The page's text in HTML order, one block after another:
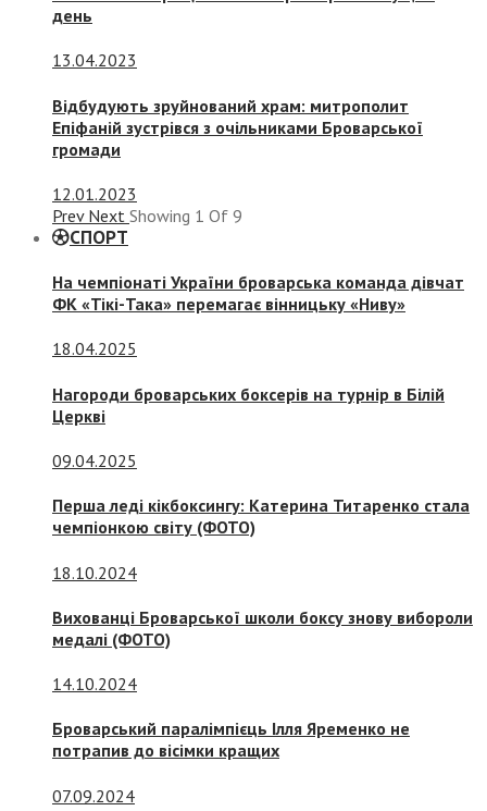
день
13.04.2023
Відбудують зруйнований храм: митрополит
Епіфаній зустрівся з очільниками Броварської
громади
12.01.2023
Prev Next Showing 1 Of 9
СПОРТ
На чемпіонаті України броварська команда дівчат
ФК «Тікі-Така» перемагає вінницьку «Ниву»
18.04.2025
Нагороди броварських боксерів на турнір в Білій
Церкві
09.04.2025
Перша леді кікбоксингу: Катерина Титаренко стала
чемпіонкою світу (ФОТО)
18.10.2024
Вихованці Броварської школи боксу знову вибороли
медалі (ФОТО)
14.10.2024
Броварський паралімпієць Ілля Яременко не
потрапив до вісімки кращих
07.09.2024